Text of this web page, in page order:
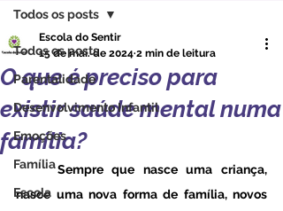
Todos os posts
Parentalidade
Desenvolvimento Infantil
Emoções
Família
Escola
Todos os posts
O que é preciso para
existir saúde mental numa
família?
Escola do Sentir
15 de mai. de 2024 2 min de leitura
	Sempre que nasce uma criança,
nasce uma nova forma de família, novos